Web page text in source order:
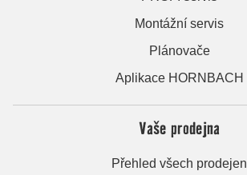
Montážní servis
Plánovače
Aplikace HORNBACH
Vaše prodejna
Přehled všech prodejen